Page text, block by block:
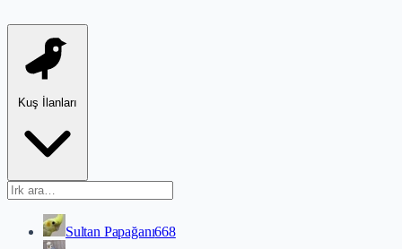
Kuş İlanları
Sultan Papağanı668